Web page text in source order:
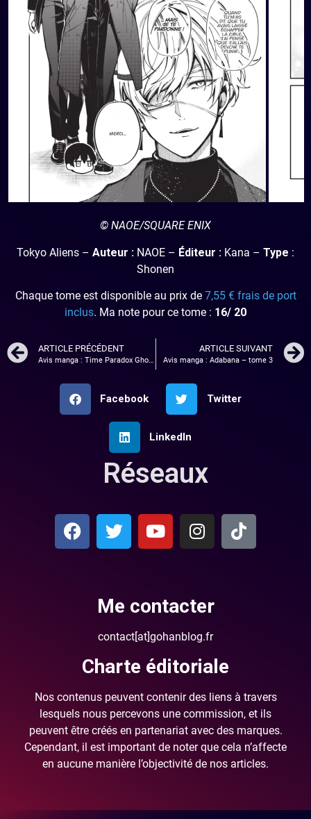
© NAOE/SQUARE ENIX
Tokyo Aliens – Auteur : NAOE – Éditeur : Kana – Type :
Shonen
Chaque tome est disponible au prix de 7,55 € frais de port
inclus. Ma note pour ce tome : 16/ 20
ARTICLE PRÉCÉDENT ARTICLE SUIVANT
Avis manga : Adabana – tome 3
Facebook Twitter
LinkedIn
Réseaux
Me contacter
contact[at]gohanblog.fr
Charte éditoriale
Nos contenus peuvent contenir des liens à travers
lesquels nous percevons une commission, et ils
peuvent être créés en partenariat avec des marques.
Cependant, il est important de noter que cela n’affecte
en aucune manière l’objectivité de nos articles.